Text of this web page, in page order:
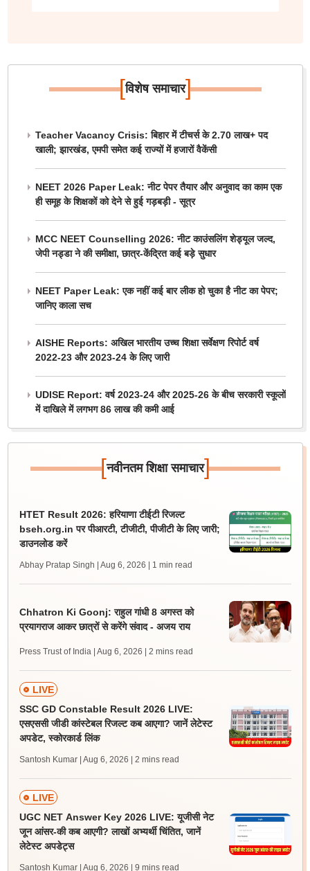
[विशेष समाचार]
Teacher Vacancy Crisis: बिहार में टीचर्स के 2.70 लाख+ पद
खाली; झारखंड, एमपी समेत कई राज्यों में हजारों वैकेंसी
NEET 2026 Paper Leak: नीट पेपर तैयार और अनुवाद का काम एक
ही समूह के शिक्षकों को देने से हुई गड़बड़ी - सूत्र
MCC NEET Counselling 2026: नीट काउंसलिंग शेड्यूल जल्द,
जेपी नड्डा ने की समीक्षा, छात्र-केंद्रित कई बड़े सुधार
NEET Paper Leak: एक नहीं कई बार लीक हो चुका है नीट का पेपर;
जानिए काला सच
AISHE Reports: अखिल भारतीय उच्च शिक्षा सर्वेक्षण रिपोर्ट वर्ष
2022-23 और 2023-24 के लिए जारी
UDISE Report: वर्ष 2023-24 और 2025-26 के बीच सरकारी स्कूलों
में दाखिले में लगभग 86 लाख की कमी आई
[नवीनतम शिक्षा समाचार]
HTET Result 2026: हरियाणा टीईटी रिजल्ट
bseh.org.in पर पीआरटी, टीजीटी, पीजीटी के लिए जारी;
डाउनलोड करें
Abhay Pratap Singh | Aug 6, 2026 | 1 min read
Chhatron Ki Goonj: राहुल गांधी 8 अगस्त को
प्रयागराज आकर छात्रों से करेंगे संवाद - अजय राय
Press Trust of India | Aug 6, 2026 | 2 mins read
LIVE
SSC GD Constable Result 2026 LIVE:
एसएससी जीडी कांस्टेबल रिजल्ट कब आएगा? जानें लेटेस्ट
अपडेट, स्कोरकार्ड लिंक
Santosh Kumar | Aug 6, 2026 | 2 mins read
LIVE
UGC NET Answer Key 2026 LIVE: यूजीसी नेट
जून आंसर-की कब आएगी? लाखों अभ्यर्थी चिंतित, जानें
लेटेस्ट अपडेट्स
Santosh Kumar | Aug 6, 2026 | 9 mins read